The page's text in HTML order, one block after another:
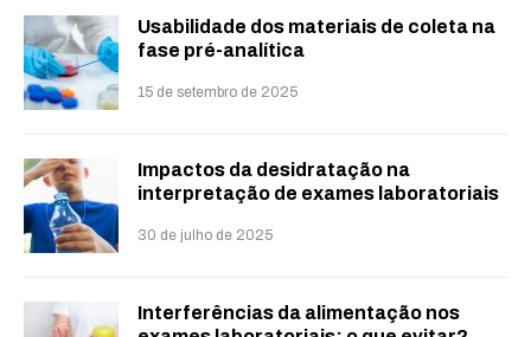
Usabilidade dos materiais de coleta na
fase pré-analítica
15 de setembro de 2025
Impactos da desidratação na
interpretação de exames laboratoriais
30 de julho de 2025
Interferências da alimentação nos